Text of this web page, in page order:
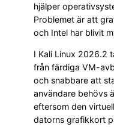
hjälper
Problemet är att
och Intel har blivit
I Kali Linux 2026.2
från färdiga VM-
och snabbare att
användare behövs
eftersom den
datorns grafikkort